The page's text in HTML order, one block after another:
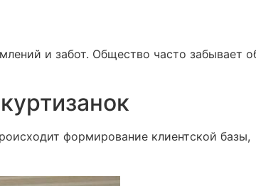
и забот. Общество часто забывает
формирование клиентской базы,